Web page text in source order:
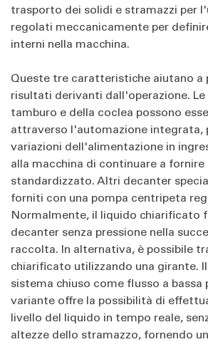
trasporto dei solidi e stramazzi per
regolati meccanicamente per
interni nella macchina.
Queste tre caratteristiche aiutano a
risultati derivanti dall'operazione.
tamburo e della coclea possono
attraverso l'automazione integrata,
variazioni dell'alimentazione in
alla macchina di continuare a
standardizzato. Altri decanter
forniti con una pompa centripeta
Normalmente, il liquido chiarificato
decanter senza pressione nella
raccolta. In alternativa, è possibile
chiarificato utilizzando una girante.
sistema chiuso come flusso a bassa
variante offre la possibilità di
livello del liquido in tempo reale,
altezze dello stramazzo, fornendo